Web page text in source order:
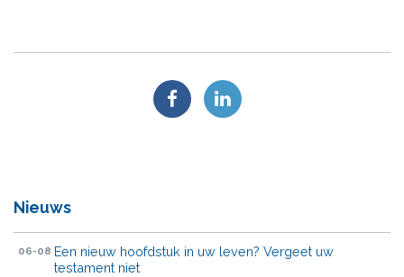
Nieuws
06-08 Een nieuw hoofdstuk in uw leven? Vergeet uw
testament niet